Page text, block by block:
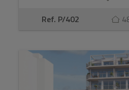
Ref. P/402